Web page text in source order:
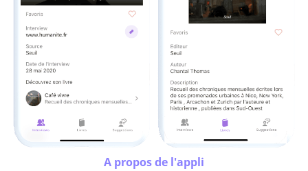
A propos de l'appli